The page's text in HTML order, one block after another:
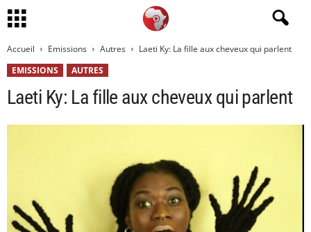
Accueil Emissions Autres
Laeti Ky: La fille aux cheveux qui parlent
EMISSIONS
AUTRES
Laeti Ky: La fille aux cheveux qui parlent